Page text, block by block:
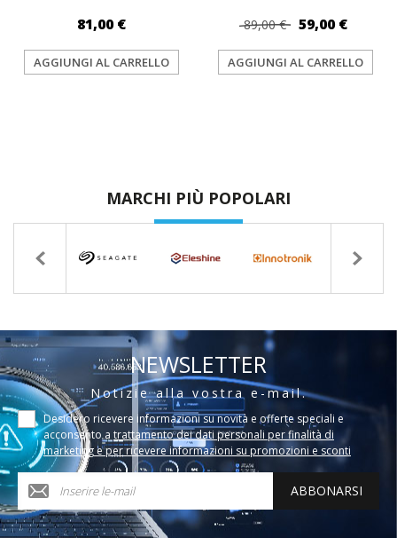
81,00 €
AGGIUNGI AL CARRELLO
89,00 € 59,00 €
AGGIUNGI AL CARRELLO
MARCHI PIÙ POPOLARI
NEWSLETTER
Notizie alla vostra e-mail.
Desidero ricevere informazioni su novità e offerte speciali e
acconsento a trattamento dei dati personali per finalità di
marketing e per ricevere informazioni su promozioni e sconti
ABBONARSI